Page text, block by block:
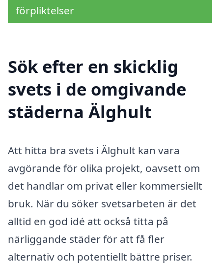
förpliktelser
Sök efter en skicklig
svets i de omgivande
städerna Älghult
Att hitta bra svets i Älghult kan vara
avgörande för olika projekt, oavsett om
det handlar om privat eller kommersiellt
bruk. När du söker svetsarbeten är det
alltid en god idé att också titta på
närliggande städer för att få fler
alternativ och potentiellt bättre priser.